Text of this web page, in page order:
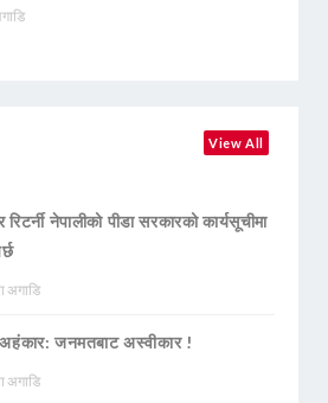
View All
रिटर्नी नेपालीको पीडा सरकारको कार्यसूचीमा
अगाडि
जनमतबाट अस्वीकार !
अगाडि